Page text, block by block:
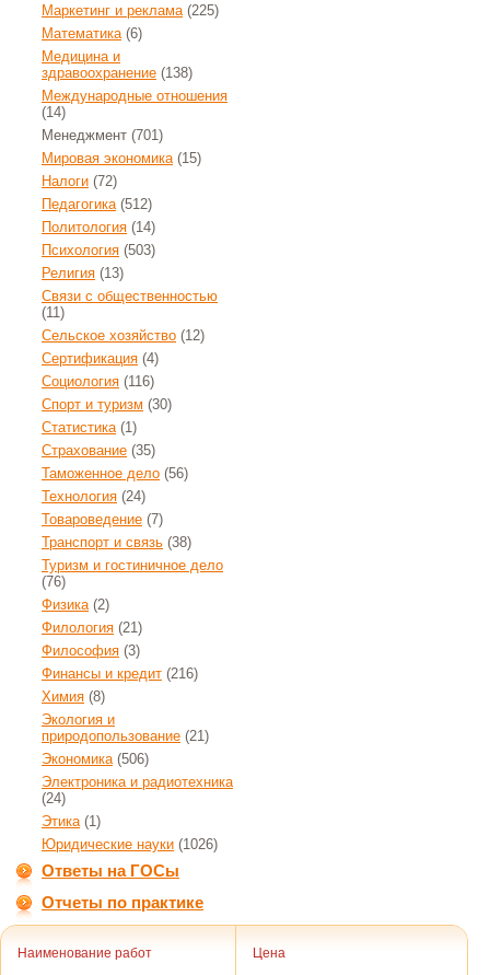
Маркетинг и реклама(225)
Математика(6)
Медицина и
здравоохранение (138)
Международные отношения
(14)
Менеджмент (701)
Мировая экономика(15)
Налоги (72)
Педагогика(512)
Политология (14)
Психология (503)
Религия (13)
Связи с общественностью
(11)
Сельское хозяйство (12)
Сертификация (4)
Социология (116)
Спорт и туризм (30)
Статистика(1)
Страхование (35)
Таможенное дело (56)
Технология (24)
Товароведение (7)
Транспорт и связь (38)
Туризм и гостиничное дело
(76)
Физика(2)
Филология (21)
Философия (3)
Финансы и кредит (216)
Химия (8)
Экология и
природопользование (21)
Экономика(506)
Электроника и радиотехника
(24)
Этика(1)
Юридические науки (1026)
Ответы на ГОСы
Отчеты по практике
Наименование работ Цена